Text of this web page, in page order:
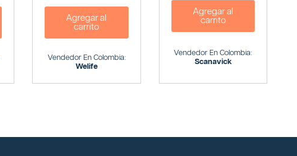
Agregar al
carrito
Vendedor En Colombia:
Welife
Agregar al
carrito
Vendedor En Colombia:
Scanavick